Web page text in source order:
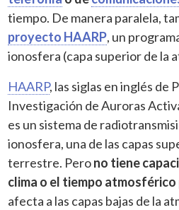
tiempo. De manera paralela,
proyecto HAARP, un
ionosfera (capa superior de la
HAARP, las siglas en inglés de
Investigación de Auroras
es un sistema de
ionosfera, una de las capas
terrestre. Perono tiene
clima o el tiempo atmosférico
afecta a las capas bajas de la